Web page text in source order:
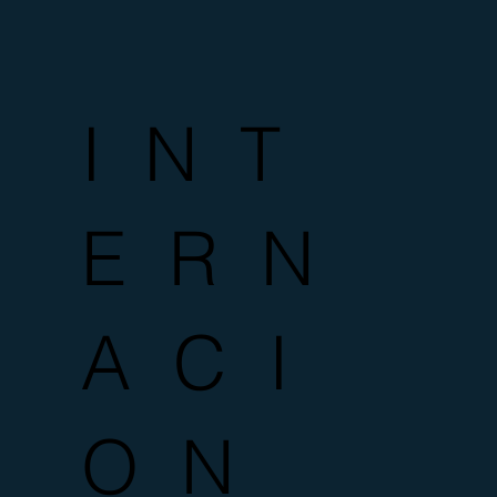
I N T
E R N
A C I
O N